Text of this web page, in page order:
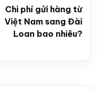
Chi phí gửi hàng từ
Việt Nam sang Đài
Loan bao nhiêu?